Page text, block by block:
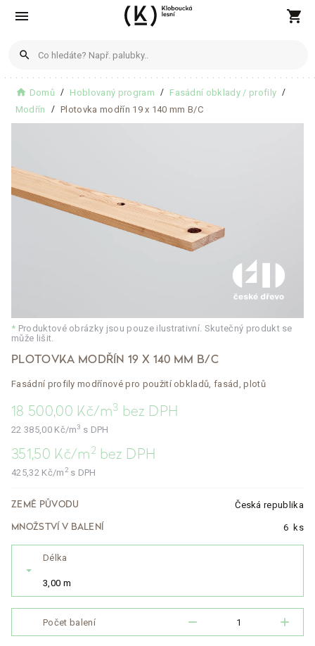
menu shopping_cart
search
Produkty
Blogové články
Žádné články nenalezeny
Zobrazit všechny výsledky
home Domů Hoblovaný program
Fasádní obklady / profily
Modřín
Plotovka modřín 19 x 140 mm B/C
* Produktové obrázky jsou pouze ilustrativní. Skutečný produkt se
může lišit.
PLOTOVKA MODŘÍN 19 X 140 MM B/C
Fasádní profily modřínové pro použití obkladů, fasád, plotů
18 500,00 Kč/m3 bez DPH
22 385,00 Kč/m3 s DPH
351,50 Kč/m 2 bez DPH
425,32 Kč/m2s DPH
ZEMĚ PŮVODU Česká republika
MNOŽSTVÍ V BALENÍ 6 ks
Délka
3,00 m
Počet balení remove add